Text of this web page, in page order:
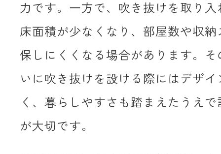
力です。一方で、吹き抜けを取り
床面積が少なくなり、部屋数や収
保しにくくなる場合があります。
いに吹き抜けを設ける際にはデザ
く、暮らしやすさも踏まえたうえ
が大切です。